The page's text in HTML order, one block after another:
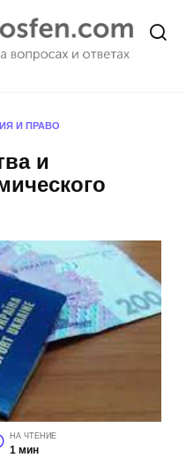
И ПРАВО
и
НА ЧТЕНИЕ
1 мин